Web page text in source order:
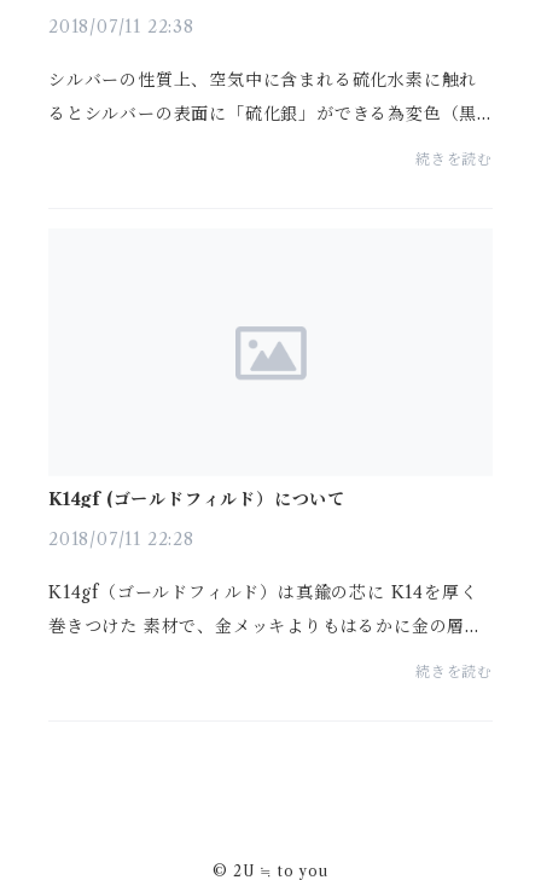
2018/07/11 22:38
シルバーの性質上、空気中に含まれる硫化水素に触れ
るとシルバーの表面に「硫化銀」ができる為変色（黒
ずみ）の原因となります。また、汗や皮脂なども変色
続きを読む
K14gf (ゴールドフィルド）について
2018/07/11 22:28
K14gf（ゴールドフィルド）は真鍮の芯に K14を厚く
巻きつけた 素材で、金メッキよりもはるかに金の層が
続きを読む
© 2U ≒ to you